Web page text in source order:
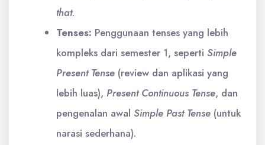
that.
Tenses: Penggunaan tenses yang lebih
kompleks dari semester 1, seperti Simple
Present Tense (review dan aplikasi yang
lebih luas), Present Continuous Tense, dan
pengenalan awal Simple Past Tense (untuk
narasi sederhana).